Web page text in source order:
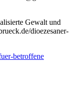
Gewalt und
dioezesaner-
betroffene